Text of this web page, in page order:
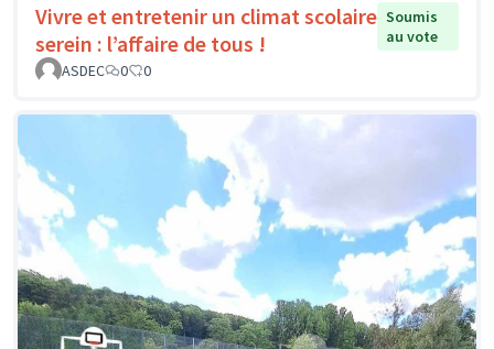
Vivre et entretenir un climat scolaire
serein : l’affaire de tous !
Soumis
au vote
ASDEC
0 0